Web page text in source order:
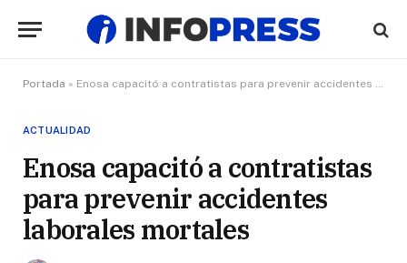
Portada » Enosa capacitó a contratistas para prevenir accidentes laborales mortales
ACTUALIDAD
Enosa capacitó a contratistas
para prevenir accidentes
laborales mortales